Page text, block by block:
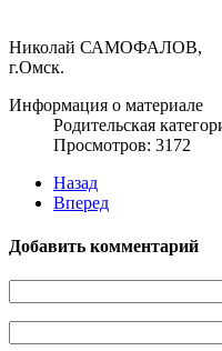
Николай САМОФАЛОВ,
г.Омск.
Информация о материале
Родительская
Просмотров: 3172
Назад
Вперед
Добавить комментарий